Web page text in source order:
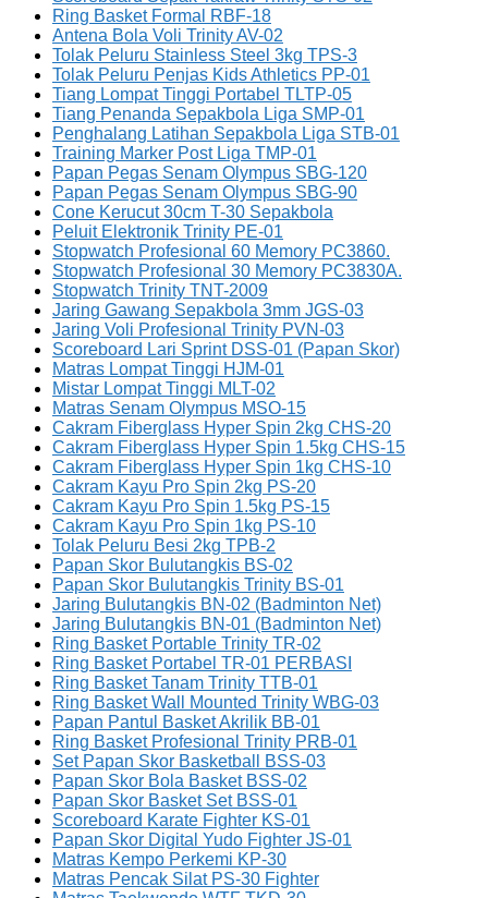
Ring Basket Formal RBF-18
Antena Bola Voli Trinity AV-02
Tolak Peluru Stainless Steel 3kg TPS-3
Tolak Peluru Penjas Kids Athletics PP-01
Tiang Lompat Tinggi Portabel TLTP-05
Tiang Penanda Sepakbola Liga SMP-01
Penghalang Latihan Sepakbola Liga STB-01
Training Marker Post Liga TMP-01
Papan Pegas Senam Olympus SBG-120
Papan Pegas Senam Olympus SBG-90
Cone Kerucut 30cm T-30 Sepakbola
Peluit Elektronik Trinity PE-01
Stopwatch Profesional 60 Memory PC3860.
Stopwatch Profesional 30 Memory PC3830A.
Stopwatch Trinity TNT-2009
Jaring Gawang Sepakbola 3mm JGS-03
Jaring Voli Profesional Trinity PVN-03
Scoreboard Lari Sprint DSS-01 (Papan Skor)
Matras Lompat Tinggi HJM-01
Mistar Lompat Tinggi MLT-02
Matras Senam Olympus MSO-15
Cakram Fiberglass Hyper Spin 2kg CHS-20
Cakram Fiberglass Hyper Spin 1.5kg CHS-15
Cakram Fiberglass Hyper Spin 1kg CHS-10
Cakram Kayu Pro Spin 2kg PS-20
Cakram Kayu Pro Spin 1.5kg PS-15
Cakram Kayu Pro Spin 1kg PS-10
Tolak Peluru Besi 2kg TPB-2
Papan Skor Bulutangkis BS-02
Papan Skor Bulutangkis Trinity BS-01
Jaring Bulutangkis BN-02 (Badminton Net)
Jaring Bulutangkis BN-01 (Badminton Net)
Ring Basket Portable Trinity TR-02
Ring Basket Portabel TR-01 PERBASI
Ring Basket Tanam Trinity TTB-01
Ring Basket Wall Mounted Trinity WBG-03
Papan Pantul Basket Akrilik BB-01
Ring Basket Profesional Trinity PRB-01
Set Papan Skor Basketball BSS-03
Papan Skor Bola Basket BSS-02
Papan Skor Basket Set BSS-01
Scoreboard Karate Fighter KS-01
Papan Skor Digital Yudo Fighter JS-01
Matras Kempo Perkemi KP-30
Matras Pencak Silat PS-30 Fighter